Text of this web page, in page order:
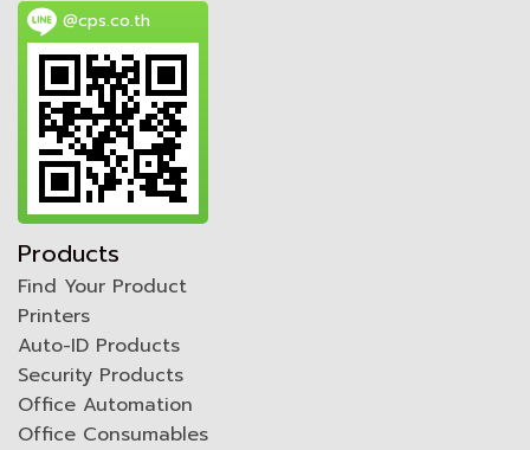
@cps.co.th
Products
Find Your Product
Printers
Auto-ID Products
Security Products
Office Automation
Office Consumables